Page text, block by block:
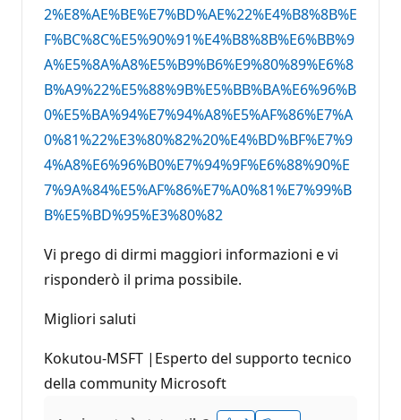
2%E8%AE%BE%E7%BD%AE%22%E4%B8%8B%E
F%BC%8C%E5%90%91%E4%B8%8B%E6%BB%9
A%E5%8A%A8%E5%B9%B6%E9%80%89%E6%8
B%A9%22%E5%88%9B%E5%BB%BA%E6%96%B
0%E5%BA%94%E7%94%A8%E5%AF%86%E7%A
0%81%22%E3%80%82%20%E4%BD%BF%E7%9
4%A8%E6%96%B0%E7%94%9F%E6%88%90%E
7%9A%84%E5%AF%86%E7%A0%81%E7%99%B
B%E5%BD%95%E3%80%82
Vi prego di dirmi maggiori informazioni e vi
risponderò il prima possibile.
Migliori saluti
Kokutou-MSFT |Esperto del supporto tecnico
della community Microsoft